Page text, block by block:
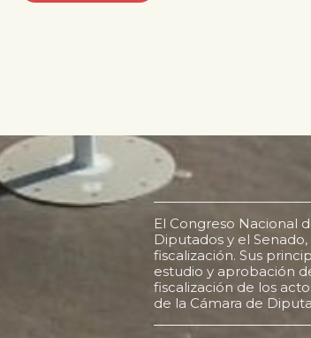
El Congreso Nacional
Diputados y el
fiscalización. Sus
estudio y aprobación
fiscalización de los
de la Cámara de